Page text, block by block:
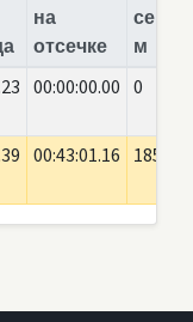
на
отсечке
м
00:00:00.00 0
00:43:01.16 1852